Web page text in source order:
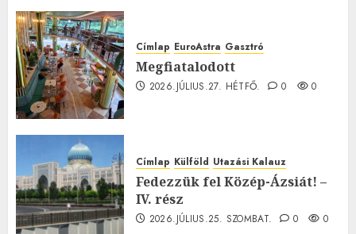
Címlap EuroAstra Gasztró
Megfiatalodott
2026.JÚLIUS.27. HÉTFŐ. 0 0
Címlap Külföld Utazási Kalauz
Fedezzük fel Közép-Ázsiát! –
IV. rész
2026.JÚLIUS.25. SZOMBAT. 0 0